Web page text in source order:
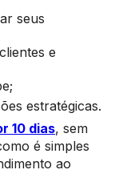
seus
e
estratégicas.
10 dias, sem
é simples
ao